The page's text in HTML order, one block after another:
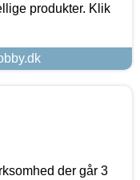
produkter. Klik
der går 3